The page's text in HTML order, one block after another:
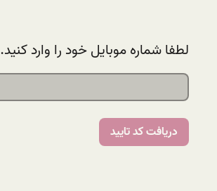
لطفا شماره موبایل خود را وارد کنید.
دریافت کد تایید